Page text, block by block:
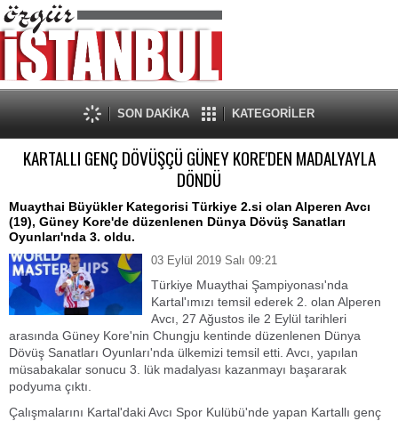
SON DAKİKA KATEGORİLER
KARTALLI GENÇ DÖVÜŞÇÜ GÜNEY KORE'DEN MADALYAYLA
DÖNDÜ
Muaythai Büyükler Kategorisi Türkiye 2.si olan Alperen Avcı
(19), Güney Kore'de düzenlenen Dünya Dövüş Sanatları
Oyunları'nda 3. oldu.
03 Eylül 2019 Salı 09:21
Türkiye Muaythai Şampiyonası'nda
Kartal'ımızı temsil ederek 2. olan Alperen
Avcı, 27 Ağustos ile 2 Eylül tarihleri
arasında Güney Kore'nin Chungju kentinde düzenlenen Dünya
Dövüş Sanatları Oyunları'nda ülkemizi temsil etti. Avcı, yapılan
müsabakalar sonucu 3. lük madalyası kazanmayı başararak
podyuma çıktı.
Çalışmalarını Kartal'daki Avcı Spor Kulübü'nde yapan Kartallı genç